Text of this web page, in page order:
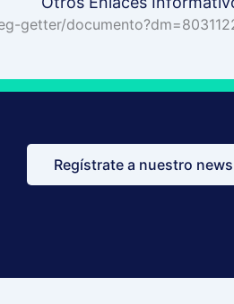
getter/
Regístrate a nuestro